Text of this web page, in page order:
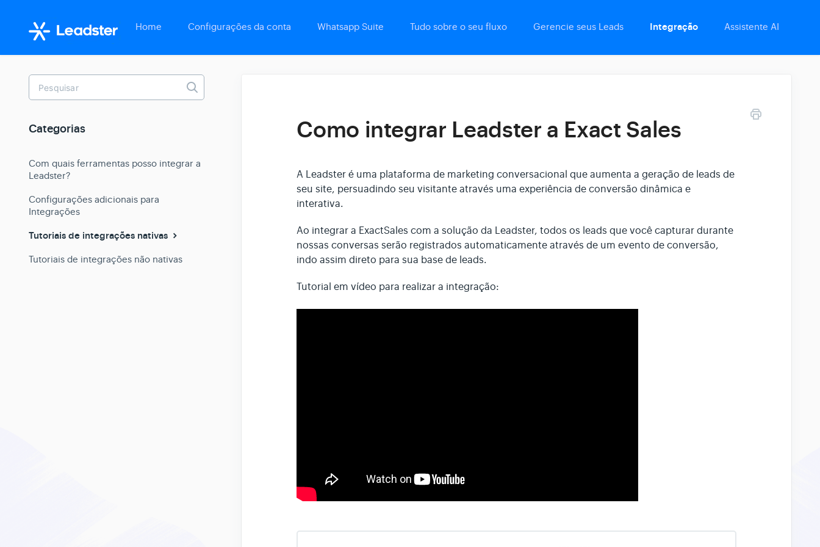
Home Configurações da conta Whatsapp Suite Tudo sobre o seu fluxo Gerencie seus Leads Integração Assistente AI
Como integrar Leadster a Exact Sales
A Leadster é uma plataforma de marketing conversacional que aumenta a geração de leads de
seu site, persuadindo seu visitante através uma experiência de conversão dinâmica e
interativa.
Ao integrar a ExactSales com a solução da Leadster, todos os leads que você capturar durante
nossas conversas serão registrados automaticamente através de um evento de conversão,
indo assim direto para sua base de leads.
Tutorial em vídeo para realizar a integração:
Toggle
Search
Categorias
Com quais ferramentas posso integrar a
Leadster?
Configurações adicionais para
Integrações
Tutoriais de integrações nativas
Tutoriais de integrações não nativas